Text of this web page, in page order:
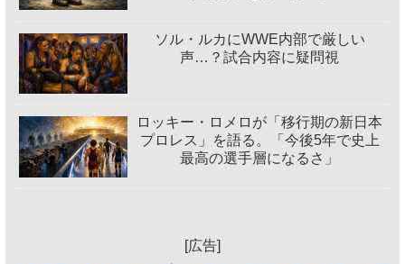
ソル・ルカにWWE内部で厳しい
声…？試合内容に疑問視
ロッキー・ロメロが「移行期の新日本
プロレス」を語る。「今後5年で史上
最高の選手層になるさ」
[広告]